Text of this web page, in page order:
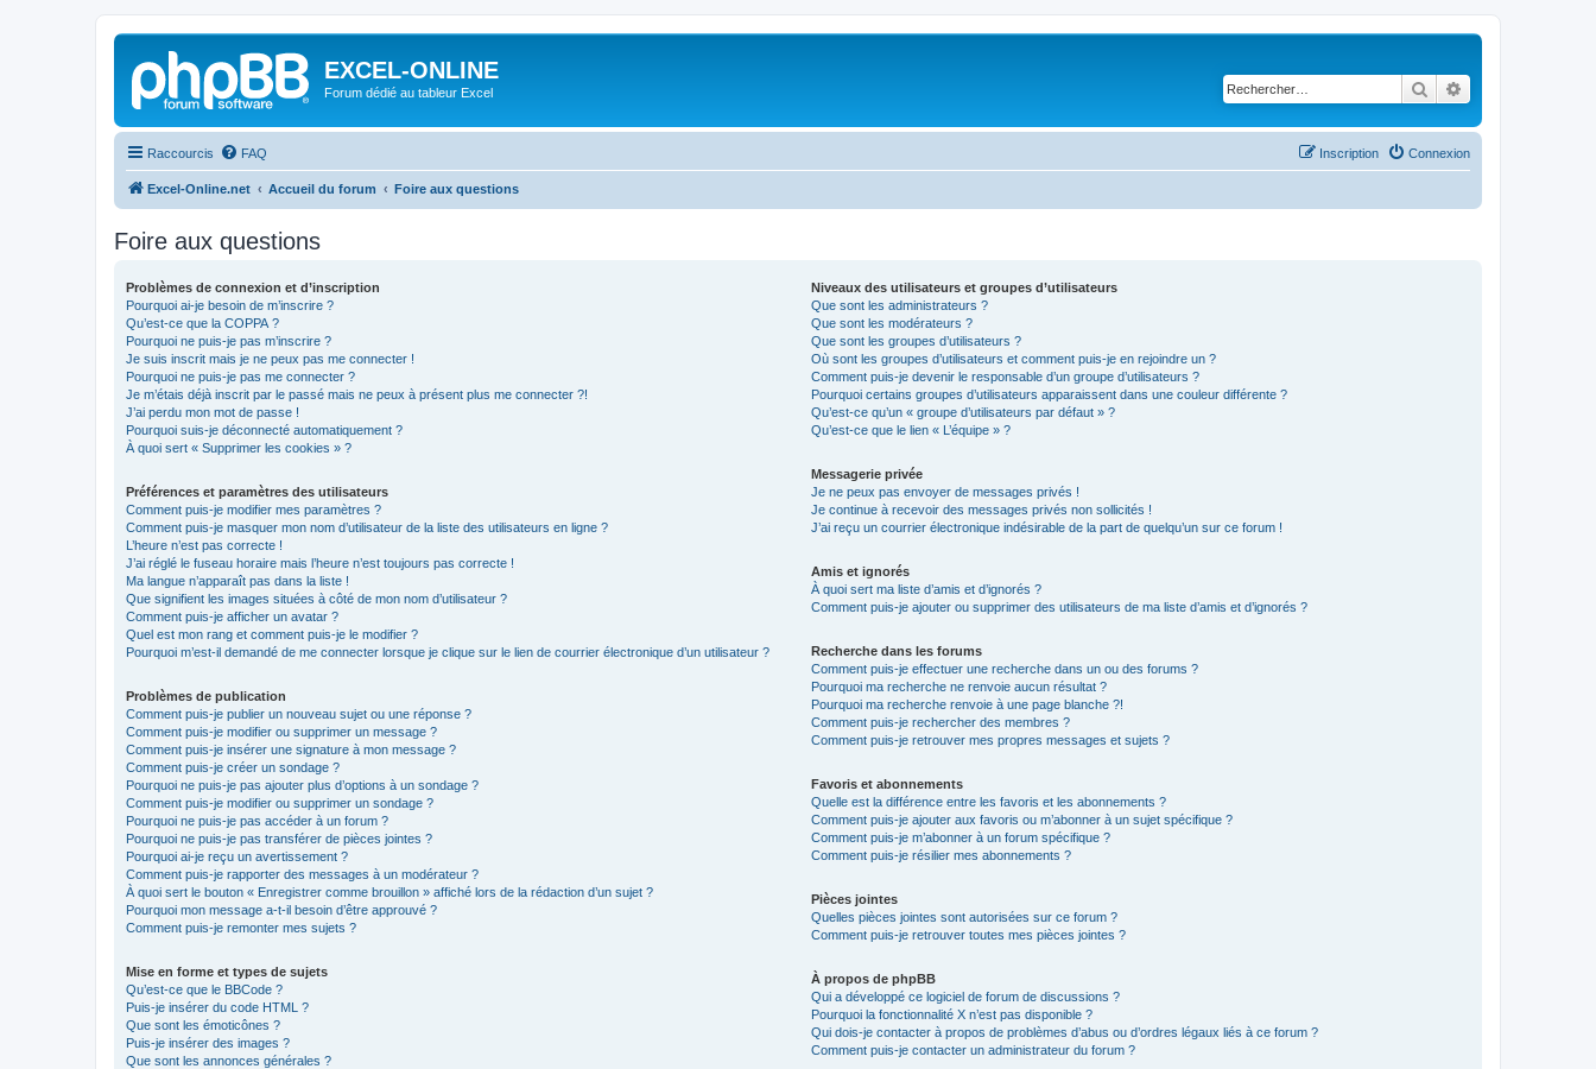
EXCEL-ONLINE
Forum dédié au tableur Excel Rechercher
Raccourcis FAQ Connexion
Inscription
Excel-Online.net Accueil du forum Foire aux questions
Foire aux questions
Problèmes de connexion et d’inscription
Pourquoi ai-je besoin de m’inscrire ?
Qu’est-ce que la COPPA ?
Pourquoi ne puis-je pas m’inscrire ?
Je suis inscrit mais je ne peux pas me connecter !
Pourquoi ne puis-je pas me connecter ?
Je m’étais déjà inscrit par le passé mais ne peux à présent plus me connecter ?!
J’ai perdu mon mot de passe !
Pourquoi suis-je déconnecté automatiquement ?
À quoi sert « Supprimer les cookies » ?
Préférences et paramètres des utilisateurs
Comment puis-je modifier mes paramètres ?
Comment puis-je masquer mon nom d’utilisateur de la liste des utilisateurs en ligne ?
L’heure n’est pas correcte !
J’ai réglé le fuseau horaire mais l’heure n’est toujours pas correcte !
Ma langue n’apparaît pas dans la liste !
Que signifient les images situées à côté de mon nom d’utilisateur ?
Comment puis-je afficher un avatar ?
Quel est mon rang et comment puis-je le modifier ?
Pourquoi m’est-il demandé de me connecter lorsque je clique sur le lien de courrier électronique d’un utilisateur ?
Problèmes de publication
Comment puis-je publier un nouveau sujet ou une réponse ?
Comment puis-je modifier ou supprimer un message ?
Comment puis-je insérer une signature à mon message ?
Comment puis-je créer un sondage ?
Pourquoi ne puis-je pas ajouter plus d’options à un sondage ?
Comment puis-je modifier ou supprimer un sondage ?
Pourquoi ne puis-je pas accéder à un forum ?
Pourquoi ne puis-je pas transférer de pièces jointes ?
Pourquoi ai-je reçu un avertissement ?
Comment puis-je rapporter des messages à un modérateur ?
À quoi sert le bouton « Enregistrer comme brouillon » affiché lors de la rédaction d’un sujet ?
Pourquoi mon message a-t-il besoin d’être approuvé ?
Comment puis-je remonter mes sujets ?
Mise en forme et types de sujets
Qu’est-ce que le BBCode ?
Puis-je insérer du code HTML ?
Que sont les émoticônes ?
Puis-je insérer des images ?
Que sont les annonces générales ?
Niveaux des utilisateurs et groupes d’utilisateurs
Que sont les administrateurs ?
Que sont les modérateurs ?
Que sont les groupes d’utilisateurs ?
Où sont les groupes d’utilisateurs et comment puis-je en rejoindre un ?
Comment puis-je devenir le responsable d’un groupe d’utilisateurs ?
Pourquoi certains groupes d’utilisateurs apparaissent dans une couleur différente ?
Qu’est-ce qu’un « groupe d’utilisateurs par défaut » ?
Qu’est-ce que le lien « L’équipe » ?
Messagerie privée
Je ne peux pas envoyer de messages privés !
Je continue à recevoir des messages privés non sollicités !
J’ai reçu un courrier électronique indésirable de la part de quelqu’un sur ce forum !
Amis et ignorés
À quoi sert ma liste d’amis et d’ignorés ?
Comment puis-je ajouter ou supprimer des utilisateurs de ma liste d’amis et d’ignorés ?
Recherche dans les forums
Comment puis-je effectuer une recherche dans un ou des forums ?
Pourquoi ma recherche ne renvoie aucun résultat ?
Pourquoi ma recherche renvoie à une page blanche ?!
Comment puis-je rechercher des membres ?
Comment puis-je retrouver mes propres messages et sujets ?
Favoris et abonnements
Quelle est la différence entre les favoris et les abonnements ?
Comment puis-je ajouter aux favoris ou m’abonner à un sujet spécifique ?
Comment puis-je m’abonner à un forum spécifique ?
Comment puis-je résilier mes abonnements ?
Pièces jointes
Quelles pièces jointes sont autorisées sur ce forum ?
Comment puis-je retrouver toutes mes pièces jointes ?
À propos de phpBB
Qui a développé ce logiciel de forum de discussions ?
Pourquoi la fonctionnalité X n’est pas disponible ?
Qui dois-je contacter à propos de problèmes d’abus ou d’ordres légaux liés à ce forum ?
Comment puis-je contacter un administrateur du forum ?